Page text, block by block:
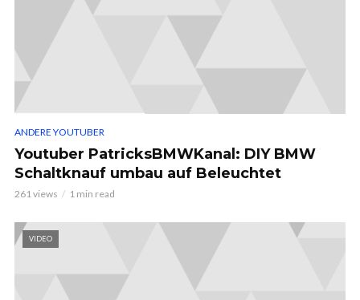
ANDERE YOUTUBER
Youtuber PatricksBMWKanal: DIY BMW
Schaltknauf umbau auf Beleuchtet
261 views 1 min read
VIDEO